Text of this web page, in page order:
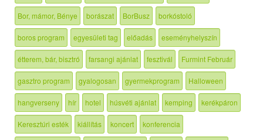
Bor, mámor, Bénye borászat BorBusz borkóstoló
boros program egyesületi tag előadás eseményhelyszín
étterem, bár, bisztró farsangi ajánlat fesztivál Furmint Február
gasztro program gyalogosan gyermekprogram Halloween
hangverseny hír hotel húsvéti ajánlat kemping kerékpáron
Keresztúri esték kiállítás koncert konferencia